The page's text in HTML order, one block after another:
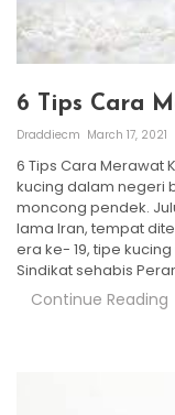
6 Tips Cara
Draddiecm March 17, 2021
6 Tips Cara Merawat
kucing dalam negeri
moncong pendek.
lama Iran, tempat
era ke- 19, tipe
Sindikat sehabis
Continue Reading